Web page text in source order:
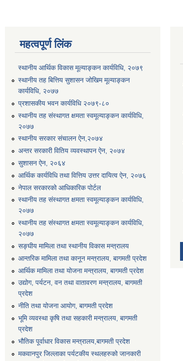
महत्वपूर्ण लिंक
स्थानीय आर्थिक विकास मूल्याङ्कन कार्यविधि, २०७९
स्थानीय तह बित्तिय सुशासन जोखिम मूल्याङ्कन
कार्यविधि, २०७७
प्रशासकीय भवन कार्यविधि २०७९-८०
स्थानीय तह संस्थागत क्षमता स्वमूल्याङ्कन कार्यविधि,
२०७७
स्थानीय सरकार संचालन ऐन,२०७४
अन्तर सरकारी वितिय व्यवस्थापन ऐन, २०७४
सुशासन ऐन, २०६४
आर्थिक कार्यविधि तथा वित्तिय उत्तर दायित्व ऐन, २०७६
नेपाल सरकारको आधिकारिक पोर्टल
स्थानीय तह संस्थागत क्षमता स्वमूल्याङ्कन कार्यविधि,
२०७७
स्थानीय तह संस्थागत क्षमता स्वमूल्याङ्कन कार्यविधि,
२०७७
सङ्घीय मामिला तथा स्थानीय विकास मन्त्रालय
आन्तरिक मामिला तथा कानून मन्त्रालय, बागमती प्रदेश
आर्थिक मामिला तथा योजना मन्त्रालय, बागमती प्रदेश
उद्योग, पर्यटन, वन तथा वातावरण मन्त्रालय, बागमती
प्रदेश
नीति तथा योजना आयोग, बागमती प्रदेश
भूमि व्यवस्था कृषि तथा सहकारी मन्त्रालय, बागमती
प्रदेश
भौतिक पूर्वाधार विकास मन्त्रालय,बागमती प्रदेश
मकवानपुर जिल्लाका पर्यटकीय स्थलहरुको जानकारी